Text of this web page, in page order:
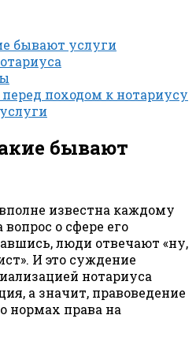
бывают услуги
походом к нотариусу
бывают
известна каждому
о сфере его
люди отвечают «ну,
И это суждение
нотариуса
а значит, правоведение
нормах права на